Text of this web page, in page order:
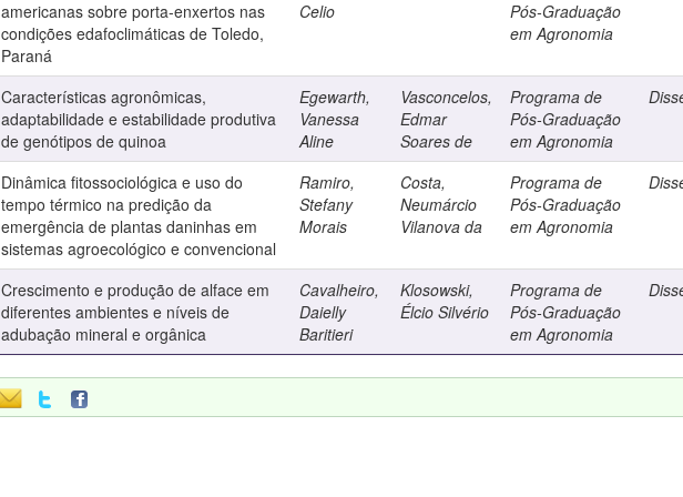
americanas sobre porta-enxertos nas
condições edafoclimáticas de Toledo,
Paraná
Celio
Pós-Graduação
em Agronomia
Características agronômicas,
adaptabilidade e estabilidade produtiva
de genótipos de quinoa
Egewarth,
Vanessa
Aline
Vasconcelos,
Edmar
Soares de
Programa de
Pós-Graduação
em Agronomia
Dinâmica fitossociológica e uso do
tempo térmico na predição da
emergência de plantas daninhas em
sistemas agroecológico e convencional
Ramiro,
Stefany
Morais
Costa,
Neumárcio
Vilanova da
Programa de
Pós-Graduação
em Agronomia
Crescimento e produção de alface em
diferentes ambientes e níveis de
adubação mineral e orgânica
Cavalheiro,
Daielly
Baritieri
Klosowski,
Élcio Silvério
Programa de
Pós-Graduação
em Agronomia